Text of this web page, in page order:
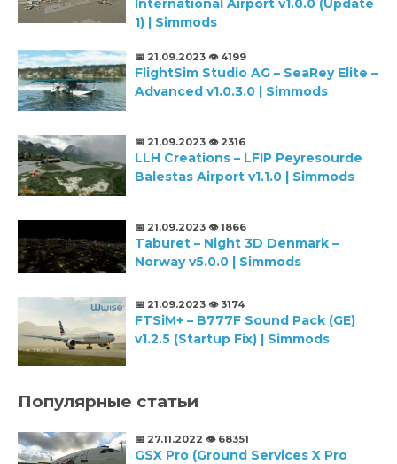
International Airport v1.0.0 (Update
1) | Simmods
📅 21.09.2023 👁️ 4199
FlightSim Studio AG – SeaRey Elite –
Advanced v1.0.3.0 | Simmods
📅 21.09.2023 👁️ 2316
LLH Creations – LFIP Peyresourde
Balestas Airport v1.1.0 | Simmods
📅 21.09.2023 👁️ 1866
Taburet – Night 3D Denmark –
Norway v5.0.0 | Simmods
📅 21.09.2023 👁️ 3174
FTSiM+ – B777F Sound Pack (GE)
v1.2.5 (Startup Fix) | Simmods
Популярные статьи
📅 27.11.2022 👁️ 68351
GSX Pro (Ground Services X Pro